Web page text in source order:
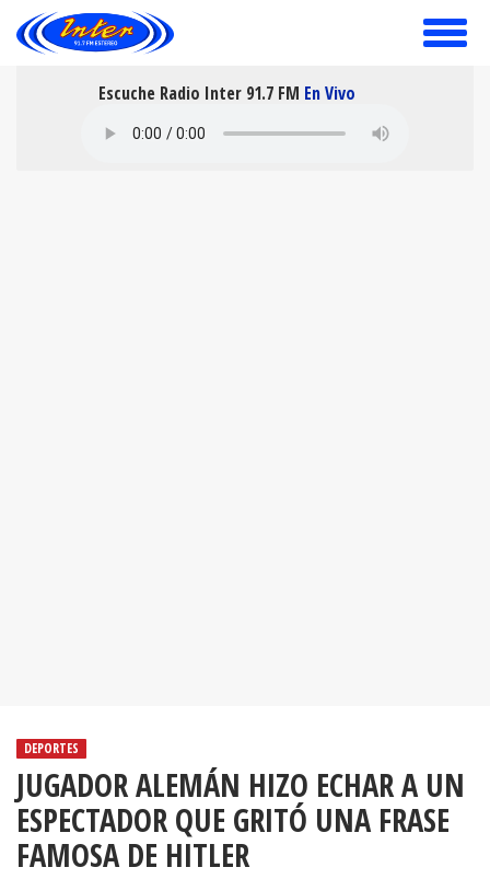
toggle
Escuche Radio Inter 91.7 FM En Vivo
DEPORTES
JUGADOR ALEMÁN HIZO ECHAR A UN
ESPECTADOR QUE GRITÓ UNA FRASE
FAMOSA DE HITLER